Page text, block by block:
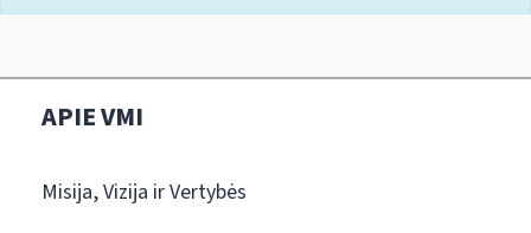
APIE VMI
Misija, Vizija ir Vertybės